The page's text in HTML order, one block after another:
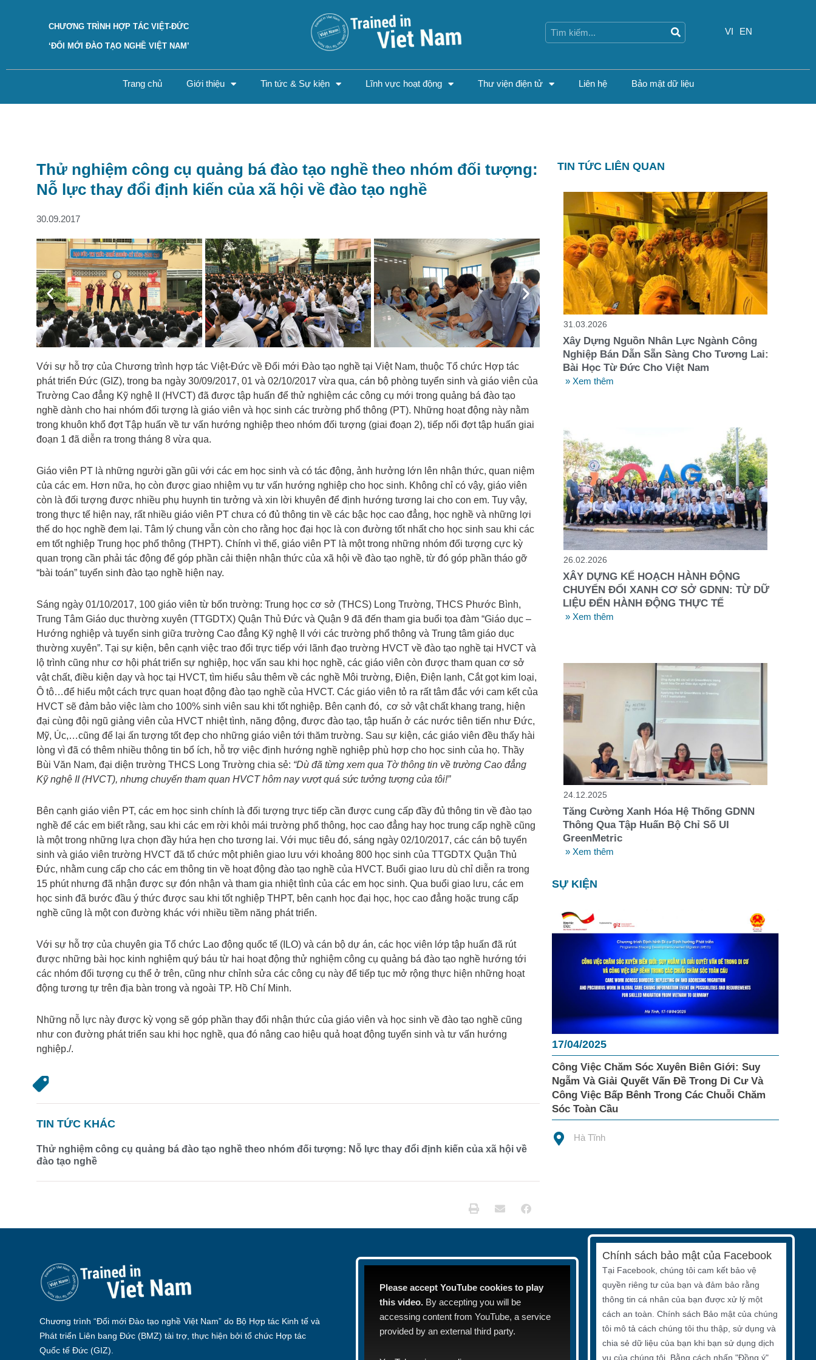
CHƯƠNG TRÌNH HỢP TÁC VIỆT-ĐỨC
‘ĐỔI MỚI ĐÀO TẠO NGHỀ VIỆT NAM’
VI
EN
Trang chủ Giới thiệu Tin tức & Sự kiện Lĩnh vực hoạt động Thư viện điện tử Liên hệ Bảo mật dữ liệu
Thử nghiệm công cụ quảng bá đào tạo nghề theo nhóm đối tượng:
Nỗ lực thay đổi định kiến của xã hội về đào tạo nghề
30.09.2017
Previous Next
Với sự hỗ trợ của Chương trình hợp tác Việt-Đức về Đổi mới Đào tạo nghề tại Việt Nam, thuộc Tổ chức Hợp tác
phát triển Đức (GIZ), trong ba ngày 30/09/2017, 01 và 02/10/2017 vừa qua, cán bộ phòng tuyển sinh và giáo viên của
Trường Cao đẳng Kỹ nghệ II (HVCT) đã được tập huấn để thử nghiệm các công cụ mới trong quảng bá đào tạo
nghề dành cho hai nhóm đối tượng là giáo viên và học sinh các trường phổ thông (PT). Những hoạt động này nằm
trong khuôn khổ đợt Tập huấn về tư vấn hướng nghiệp theo nhóm đối tượng (giai đoạn 2), tiếp nối đợt tập huấn giai
đoạn 1 đã diễn ra trong tháng 8 vừa qua.
Giáo viên PT là những người gần gũi với các em học sinh và có tác động, ảnh hưởng lớn lên nhận thức, quan niệm
của các em. Hơn nữa, họ còn được giao nhiệm vụ tư vấn hướng nghiệp cho học sinh. Không chỉ có vậy, giáo viên
còn là đối tượng được nhiều phụ huynh tin tưởng và xin lời khuyên để định hướng tương lai cho con em. Tuy vậy,
trong thực tế hiện nay, rất nhiều giáo viên PT chưa có đủ thông tin về các bậc học cao đẳng, học nghề và những lợi
thế do học nghề đem lại. Tâm lý chung vẫn còn cho rằng học đại học là con đường tốt nhất cho học sinh sau khi các
em tốt nghiệp Trung học phổ thông (THPT). Chính vì thế, giáo viên PT là một trong những nhóm đối tượng cực kỳ
quan trọng cần phải tác động để góp phần cải thiện nhận thức của xã hội về đào tạo nghề, từ đó góp phần tháo gỡ
“bài toán” tuyển sinh đào tạo nghề hiện nay.
Sáng ngày 01/10/2017, 100 giáo viên từ bốn trường: Trung học cơ sở (THCS) Long Trường, THCS Phước Bình,
Trung Tâm Giáo dục thường xuyên (TTGDTX) Quận Thủ Đức và Quận 9 đã đến tham gia buổi tọa đàm “Giáo dục –
Hướng nghiệp và tuyển sinh giữa trường Cao đẳng Kỹ nghệ II với các trường phổ thông và Trung tâm giáo dục
thường xuyên”. Tại sự kiện, bên cạnh việc trao đổi trực tiếp với lãnh đạo trường HVCT về đào tạo nghề tại HVCT và
lộ trình cũng như cơ hội phát triển sự nghiệp, học vấn sau khi học nghề, các giáo viên còn được tham quan cơ sở
vật chất, điều kiện dạy và học tại HVCT, tìm hiểu sâu thêm về các nghề Môi trường, Điện, Điện lạnh, Cắt gọt kim loại,
Ô tô…để hiểu một cách trực quan hoạt động đào tạo nghề của HVCT. Các giáo viên tỏ ra rất tâm đắc với cam kết của
HVCT sẽ đảm bảo việc làm cho 100% sinh viên sau khi tốt nghiệp. Bên cạnh đó, cơ sở vật chất khang trang, hiện
đại cùng đội ngũ giảng viên của HVCT nhiệt tình, năng động, được đào tạo, tập huấn ở các nước tiên tiến như Đức,
Mỹ, Úc,…cũng để lại ấn tượng tốt đẹp cho những giáo viên tới thăm trường. Sau sự kiện, các giáo viên đều thấy hài
lòng vì đã có thêm nhiều thông tin bổ ích, hỗ trợ việc định hướng nghề nghiệp phù hợp cho học sinh của họ. Thầy
Bùi Văn Nam, đại diện trường THCS Long Trường chia sẻ: “Dù đã từng xem qua Tờ thông tin về trường Cao đẳng
Kỹ nghệ II (HVCT), nhưng chuyến tham quan HVCT hôm nay vượt quá sức tưởng tượng của tôi!”
Bên cạnh giáo viên PT, các em học sinh chính là đối tượng trực tiếp cần được cung cấp đầy đủ thông tin về đào tạo
nghề để các em biết rằng, sau khi các em rời khỏi mái trường phổ thông, học cao đẳng hay học trung cấp nghề cũng
là một trong những lựa chọn đầy hứa hẹn cho tương lai. Với mục tiêu đó, sáng ngày 02/10/2017, các cán bộ tuyển
sinh và giáo viên trường HVCT đã tổ chức một phiên giao lưu với khoảng 800 học sinh của TTGDTX Quận Thủ
Đức, nhằm cung cấp cho các em thông tin về hoạt động đào tạo nghề của HVCT. Buổi giao lưu dù chỉ diễn ra trong
15 phút nhưng đã nhận được sự đón nhận và tham gia nhiệt tình của các em học sinh. Qua buổi giao lưu, các em
học sinh đã bước đầu ý thức được sau khi tốt nghiệp THPT, bên cạnh học đại học, học cao đẳng hoặc trung cấp
nghề cũng là một con đường khác với nhiều tiềm năng phát triển.
Với sự hỗ trợ của chuyên gia Tổ chức Lao động quốc tế (ILO) và cán bộ dự án, các học viên lớp tập huấn đã rút
được những bài học kinh nghiệm quý báu từ hai hoạt động thử nghiệm công cụ quảng bá đào tạo nghề hướng tới
các nhóm đối tượng cụ thể ở trên, cũng như chỉnh sửa các công cụ này để tiếp tục mở rộng thực hiện những hoạt
động tương tự trên địa bàn trong và ngoài TP. Hồ Chí Minh.
Những nỗ lực này được kỳ vọng sẽ góp phần thay đổi nhận thức của giáo viên và học sinh về đào tạo nghề cũng
như con đường phát triển sau khi học nghề, qua đó nâng cao hiệu quả hoạt động tuyển sinh và tư vấn hướng
nghiệp./.
TIN TỨC KHÁC
Thử nghiệm công cụ quảng bá đào tạo nghề theo nhóm đối tượng: Nỗ lực thay đổi định kiến của xã hội về
đào tạo nghề
TIN TỨC LIÊN QUAN
31.03.2026
Xây Dựng Nguồn Nhân Lực Ngành Công
Nghiệp Bán Dẫn Sẵn Sàng Cho Tương Lai:
Bài Học Từ Đức Cho Việt Nam
» Xem thêm
26.02.2026
XÂY DỰNG KẾ HOẠCH HÀNH ĐỘNG
CHUYỂN ĐỔI XANH CƠ SỞ GDNN: TỪ DỮ
LIỆU ĐẾN HÀNH ĐỘNG THỰC TẾ
» Xem thêm
24.12.2025
Tăng Cường Xanh Hóa Hệ Thống GDNN
Thông Qua Tập Huấn Bộ Chỉ Số UI
GreenMetric
» Xem thêm
SỰ KIỆN
17/04/2025
Công Việc Chăm Sóc Xuyên Biên Giới: Suy
Ngẫm Và Giải Quyết Vấn Đề Trong Di Cư Và
Công Việc Bấp Bênh Trong Các Chuỗi Chăm
Sóc Toàn Cầu
Hà Tĩnh
Chương trình “Đổi mới Đào tạo nghề Việt Nam” do Bộ Hợp tác Kinh tế và
Phát triển Liên bang Đức (BMZ) tài trợ, thực hiện bởi tổ chức Hợp tác
Quốc tế Đức (GIZ).
Please accept YouTube cookies to play
this video. By accepting you will be
accessing content from YouTube, a service
provided by an external third party.
Chính sách bảo mật của Facebook
Tại Facebook, chúng tôi cam kết bảo vệ
quyền riêng tư của bạn và đảm bảo rằng
thông tin cá nhân của bạn được xử lý một
cách an toàn. Chính sách Bảo mật của chúng
tôi mô tả cách chúng tôi thu thập, sử dụng và
chia sẻ dữ liệu của bạn khi bạn sử dụng dịch
vụ của chúng tôi. Bằng cách nhấn "Đồng ý",